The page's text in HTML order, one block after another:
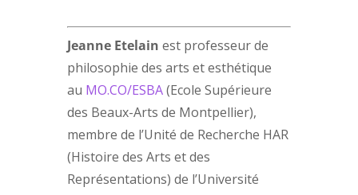
Jeanne Etelain est professeur de
philosophie des arts et esthétique
au MO.CO/ESBA(Ecole Supérieure
des Beaux-Arts de Montpellier),
membre de l’Unité de Recherche HAR
(Histoire des Arts et des
Représentations) de l’Université